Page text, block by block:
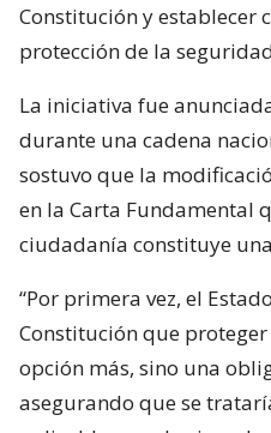
Constitución y establecer
protección de la
La iniciativa fue
durante una cadena
sostuvo que la
en la Carta Fundamental
ciudadanía constituye
“Por primera vez, el
Constitución que proteger
opción más, sino una
asegurando que se